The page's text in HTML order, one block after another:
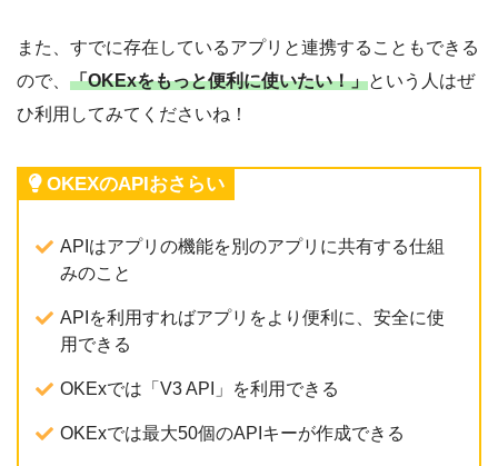
また、すでに存在しているアプリと連携することもできる
ので、 「OKExをもっと便利に使いたい！」という人はぜ
ひ利用してみてくださいね！
OKEXのAPIおさらい
APIはアプリの機能を別のアプリに共有する仕組
みのこと
APIを利用すればアプリをより便利に、安全に使
用できる
OKExでは「V3 API」を利用できる
OKExでは最大50個のAPIキーが作成できる